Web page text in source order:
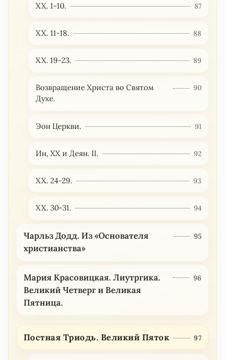
XX. 1-10. 87
XX. 11-18. 88
XX. 19-23. 89
Возвращение Христа во Святом
Духе.
90
Эон Церкви. 91
Ин, ХХ и Деян. II. 92
XX. 24-29. 93
XX. 30-31. 94
Чарльз Додд. Из «Основателя
христианства»
95
Мария Красовицкая. Лиутргика.
Великий Четверг и Великая
Пятница.
96
Постная Триодь. Великий Пяток 97